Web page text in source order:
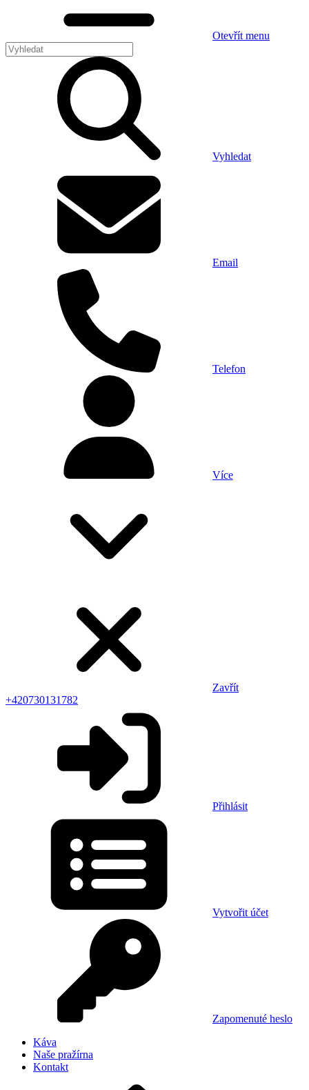
Otevřít menu
Vyhledat
Email
Telefon
Více
Zavřít
+420730131782
Přihlásit
Vytvořit účet
Zapomenuté heslo
Káva
Naše pražírna
Kontakt